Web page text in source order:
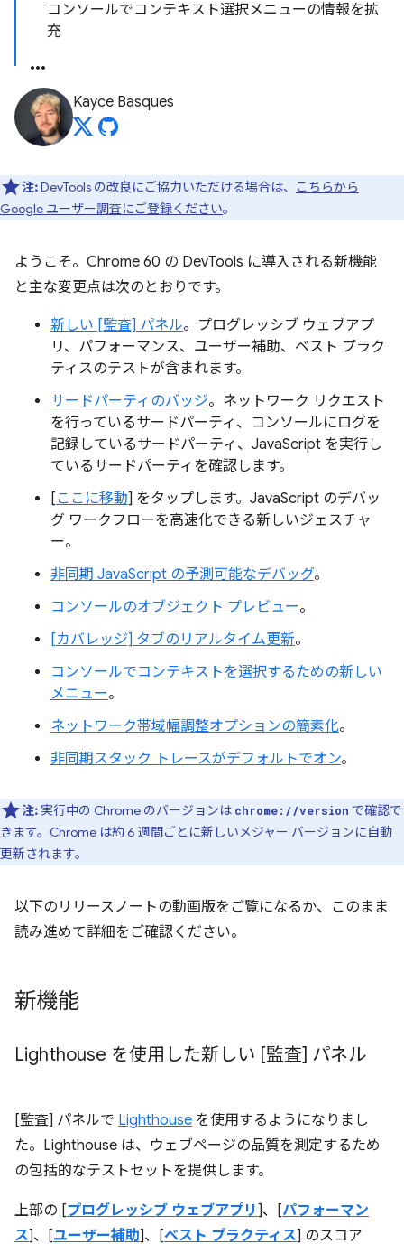
コンソールでコンテキスト選択メニューの情報を拡
充
Kayce Basques
注:DevTools の改良にご協力いただける場合は、
こちらから
Google ユーザー調査にご登録ください。
ようこそ。Chrome 60 の DevTools に導入される新機能
と主な変更点は次のとおりです。
新しい [監査] パネル。プログレッシブ ウェブアプ
リ、パフォーマンス、ユーザー補助、ベスト プラク
ティスのテストが含まれます。
サードパーティのバッジ。ネットワーク リクエスト
を行っているサードパーティ、コンソールにログを
記録しているサードパーティ、JavaScript を実行し
ているサードパーティを確認します。
[ここに移動] をタップします。JavaScript のデバッ
グ ワークフローを高速化できる新しいジェスチャ
ー。
非同期 JavaScript の予測可能なデバッグ。
コンソールのオブジェクト プレビュー。
[カバレッジ] タブのリアルタイム更新。
コンソールでコンテキストを選択するための新しい
メニュー。
ネットワーク帯域幅調整オプションの簡素化。
非同期スタック トレースがデフォルトでオン。
注: 実行中の Chrome のバージョンは chrome://version で確認で
きます。Chrome は約 6 週間ごとに新しいメジャー バージョンに自動
更新されます。
以下のリリースノートの動画版をご覧になるか、このまま
読み進めて詳細をご確認ください。
新機能
Lighthouse を使用した新しい [監査] パネル
[監査] パネルで Lighthouse を使用するようになりまし
た。Lighthouse は、ウェブページの品質を測定するため
の包括的なテストセットを提供します。
上部の [プログレッシブ ウェブアプリ ]、[パフォーマン
ス]、[ユーザー補助]、[ベスト プラクティス] のスコア